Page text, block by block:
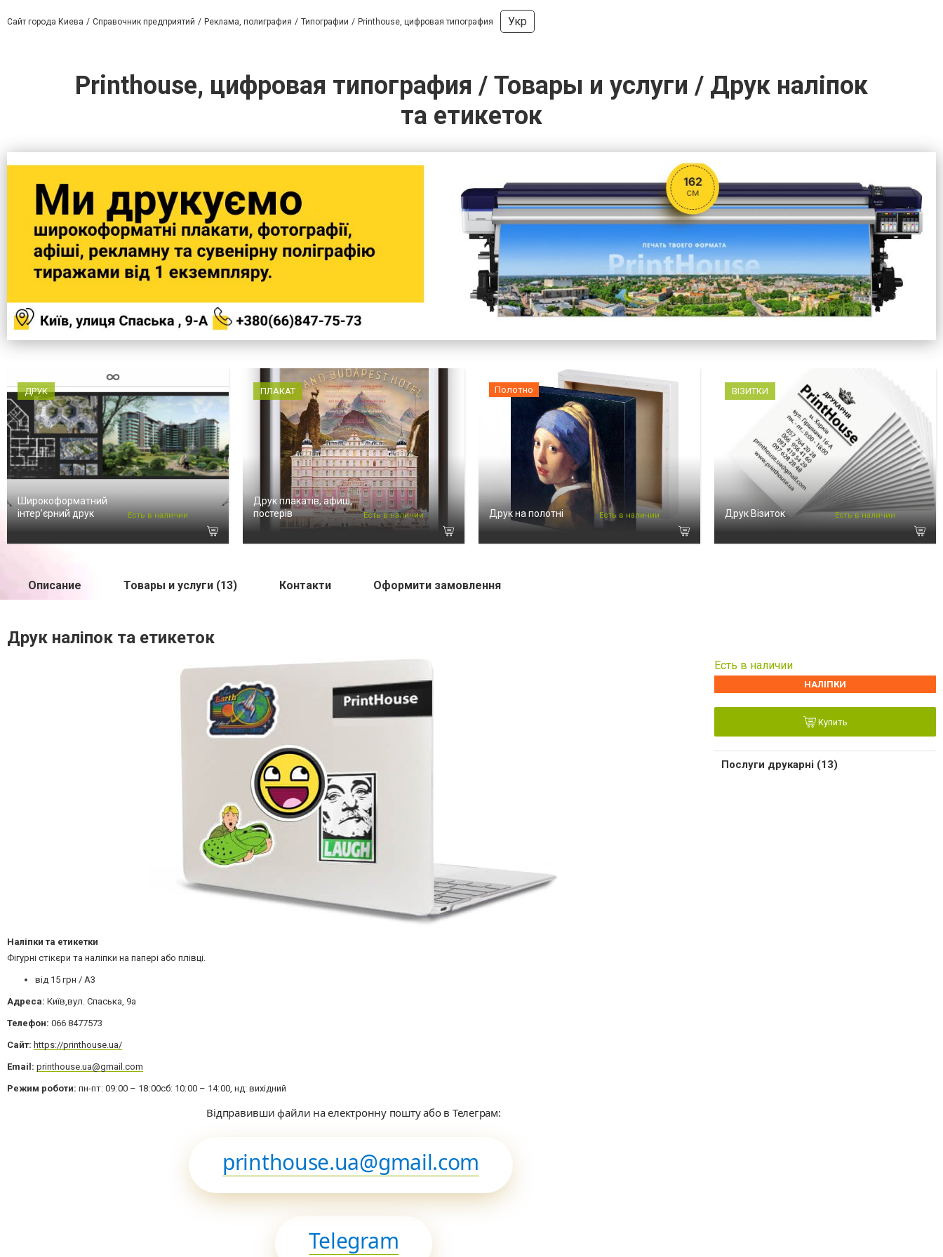
Сайт города Киева Справочник предприятий Реклама, полиграфия Типографии Printhouse, цифровая типография Укр
Printhouse, цифровая типография / Товары и услуги / Друк наліпок
та етикеток
ДРУК
Широкоформатний
інтер’єрний друк
Есть в наличии
ПЛАКАТ
Друк плакатів, афиш,
постерів
Есть в наличии
Полотно
Друк на полотні Есть в наличии
ВІЗИТКИ
Друк Візиток Есть в наличии
Описание Товары и услуги (13) Контакти Оформити замовлення
Друк наліпок та етикеток
Наліпки та етикетки
Фігурні стікєри та наліпки на папері або плівці.
від 15 грн / A3
Адреса: Київ,вул. Спаська, 9а
Телефон: 066 8477573
Сайт: https://printhouse.ua/
Email: printhouse.ua@gmail.com
Режим роботи: пн-пт: 09: 00 – 18: 00сб: 10: 00 – 14: 00, нд: вихідний
Відправивши файли на електронну пошту або в Телеграм:
printhouse.ua@gmail.com
Telegram
Есть в наличии
НАЛІПКИ
Купить
Послуги друкарні (13)